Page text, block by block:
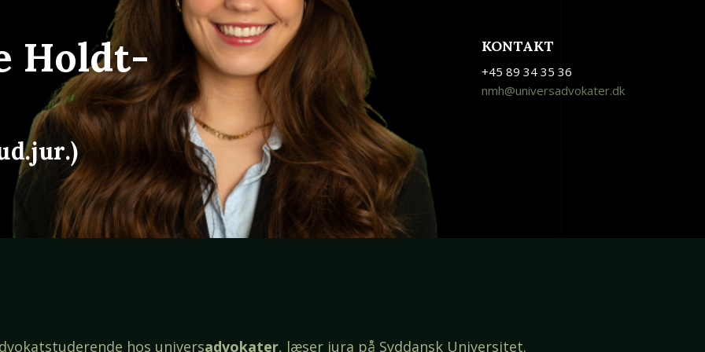
Holdt- KONTAKT
+45 89 34 35 36
nmh@universadvokater.dk
hos universadvokater, læser jura på Syddansk Universitet.